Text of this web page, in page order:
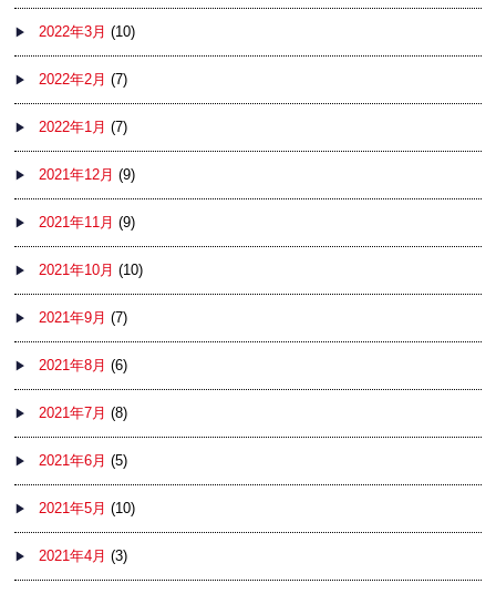
2022年3月 (10)
2022年2月 (7)
2022年1月 (7)
2021年12月 (9)
2021年11月 (9)
2021年10月 (10)
2021年9月 (7)
2021年8月 (6)
2021年7月 (8)
2021年6月 (5)
2021年5月 (10)
2021年4月 (3)